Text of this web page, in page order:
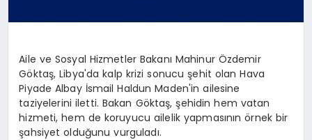
Aile ve Sosyal Hizmetler Bakanı Mahinur Özdemir
Göktaş, Libya'da kalp krizi sonucu şehit olan Hava
Piyade Albay İsmail Haldun Maden'in ailesine
taziyelerini iletti. Bakan Göktaş, şehidin hem vatan
hizmeti, hem de koruyucu ailelik yapmasının örnek bir
şahsiyet olduğunu vurguladı.